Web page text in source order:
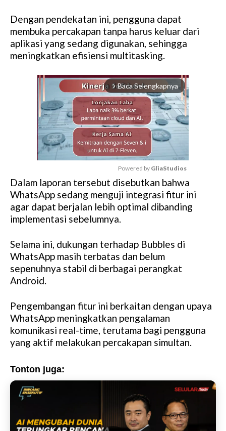
Dengan pendekatan ini, pengguna dapat
membuka percakapan tanpa harus keluar dari
aplikasi yang sedang digunakan, sehingga
meningkatkan efisiensi multitasking.
arrow_forward_ios Baca Selengkapnya
M
u
t
Powered by GliaStudios
Dalam laporan tersebut disebutkan bahwa
WhatsApp sedang menguji integrasi fitur ini
agar dapat berjalan lebih optimal dibanding
implementasi sebelumnya.
Selama ini, dukungan terhadap Bubbles di
WhatsApp masih terbatas dan belum
sepenuhnya stabil di berbagai perangkat
Android.
Pengembangan fitur ini berkaitan dengan upaya
WhatsApp meningkatkan pengalaman
komunikasi real-time, terutama bagi pengguna
yang aktif melakukan percakapan simultan.
Tonton juga: